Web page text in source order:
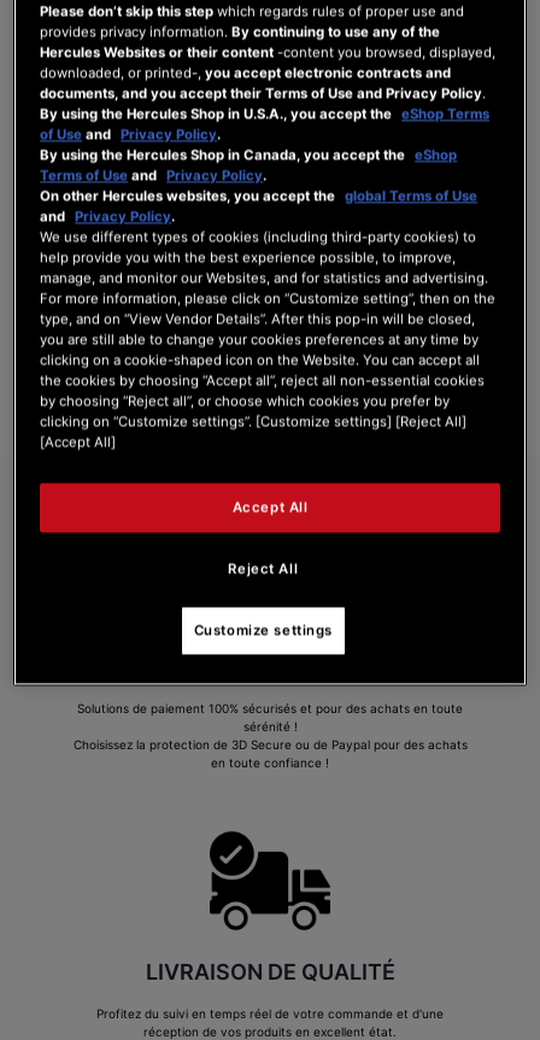
SE CONNECTER
Mot de passe oublié ?
NOUVEAUX CLIENTS
Créer un compte a de nombreux avantages : commander plus rapidement, enregistrer
plusieurs adresses, suivre vos commandes et plus encore.
CRÉER UN COMPTE
Solutions de paiement 100% sécurisés et pour des achats en toute
sérénité !
Choisissez la protection de 3D Secure ou de Paypal pour des achats
en toute confiance !
LIVRAISON DE QUALITÉ
Profitez du suivi en temps réel de votre commande et d'une
réception de vos produits en excellent état.
Please don’t skip this step which regards rules of proper use and
provides privacy information.By continuing to use any of the
Hercules Websites or their content -content you browsed, displayed,
downloaded, or printed-,you accept electronic contracts and
documents, and you accept their Terms of Use and Privacy Policy.
By using the Hercules Shop in U.S.A., you accept the eShop Terms
of Use and Privacy Policy.
By using the Hercules Shop in Canada, you accept the eShop
Terms of Use and Privacy Policy.
On other Hercules websites, you accept the global Terms of Use
and Privacy Policy.
We use different types of cookies (including third-party cookies) to
help provide you with the best experience possible, to improve,
manage, and monitor our Websites, and for statistics and advertising.
For more information, please click on “Customize setting”, then on the
type, and on “View Vendor Details”. After this pop-in will be closed,
you are still able to change your cookies preferences at any time by
clicking on a cookie-shaped icon on the Website. You can accept all
the cookies by choosing “Accept all”, reject all non-essential cookies
by choosing “Reject all”, or choose which cookies you prefer by
clicking on “Customize settings”. [Customize settings] [Reject All]
[Accept All]
Reject All
Accept All
Customize settings